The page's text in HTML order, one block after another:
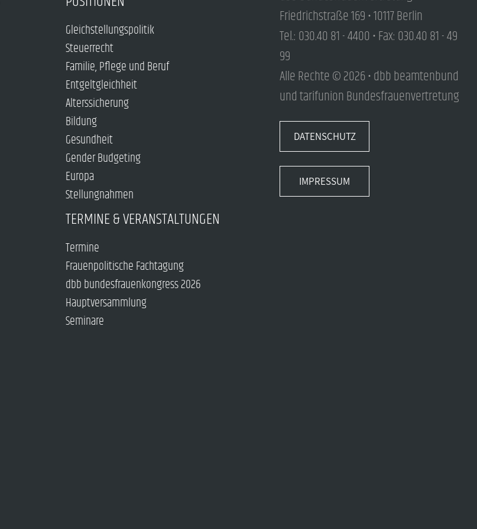
Gleichstellungspolitik
Steuerrecht
Familie, Pflege und Beruf
Entgeltgleichheit
Alterssicherung
Bildung
Gesundheit
Gender Budgeting
Europa
Stellungnahmen
TERMINE & VERANSTALTUNGEN
Termine
Frauenpolitische Fachtagung
dbb bundesfrauenkongress 2026
Hauptversammlung
Seminare
Friedrichstraße 169 • 10117 Berlin
Tel.: 030.40 81 - 4400 • Fax: 030.40 81 - 49
99
Alle Rechte © 2026 • dbb beamtenbund
und tarifunion Bundesfrauenvertretung
DATENSCHUTZ
IMPRESSUM